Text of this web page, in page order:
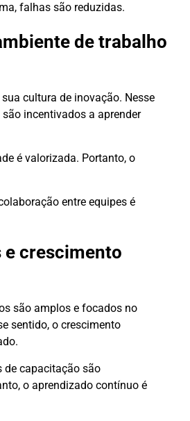
falhas são reduzidas.
de trabalho
cultura de inovação. Nesse
incentivados a aprender
é valorizada. Portanto, o
entre equipes é
e crescimento
são amplos e focados no
sentido, o crescimento
de capacitação são
o aprendizado contínuo é